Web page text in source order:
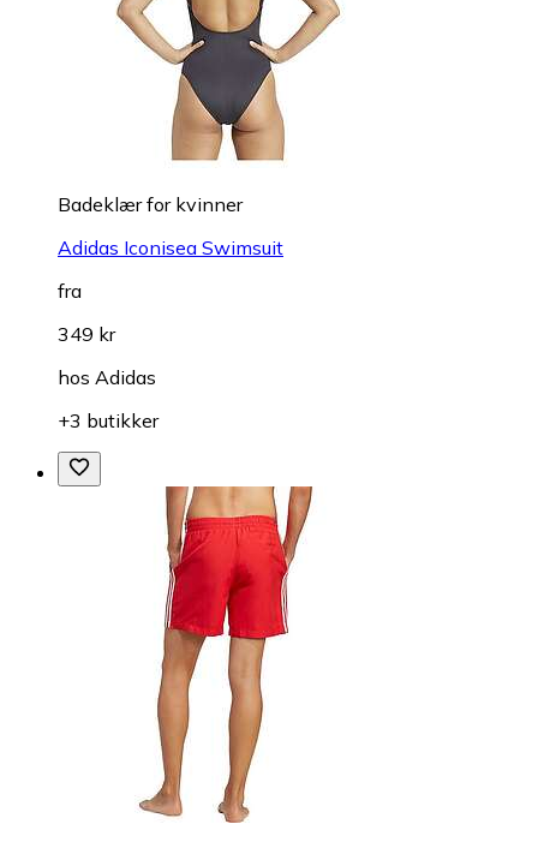
Badeklær for kvinner
Adidas Iconisea Swimsuit
fra
349 kr
hos Adidas
+3 butikker